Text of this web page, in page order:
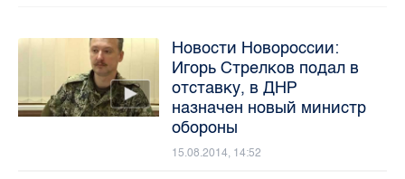
Новости Новороссии:
Игорь Стрелков подал в
отставку, в ДНР
назначен новый министр
обороны
15.08.2014, 14:52